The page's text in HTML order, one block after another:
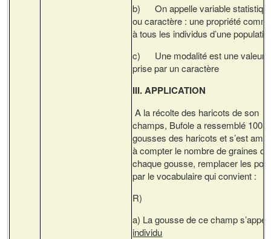
b) On appelle variable
ou caractère : une propriété
à tous les individus d’une
c) Une modalité est une valeur
prise par un caractère
III. APPLICATION
A la récolte des haricots de son
champs, Bufole a ressemblé 100
gousses des haricots et s’est
à compter le nombre de graines
chaque gousse, remplacer les
par le vocabulaire qui convient :
R)
a) La gousse de ce champ
individu